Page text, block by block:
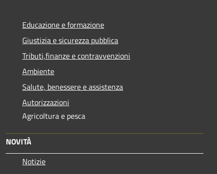
Educazione e formazione
Giustizia e sicurezza pubblica
Tributi,finanze e contravvenzioni
Ambiente
Salute, benessere e assistenza
Autorizzazioni
Agricoltura e pesca
NOVITÀ
Notizie